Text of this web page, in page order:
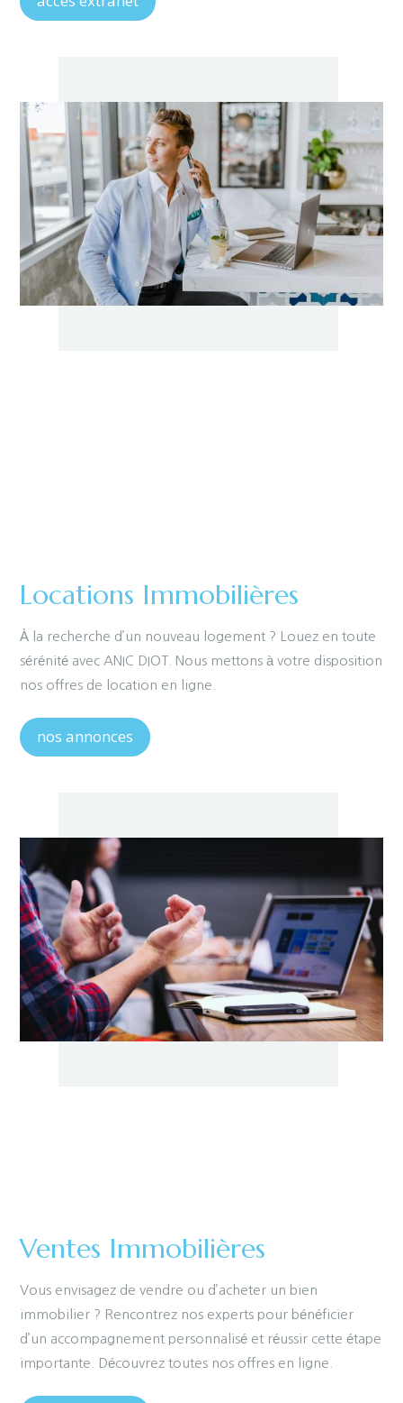
Locations Immobilières
À la recherche d’un nouveau logement ? Louez en toute
sérénité avec ANIC DIOT. Nous mettons à votre disposition
nos offres de location en ligne.
nos annonces
Ventes Immobilières
Vous envisagez de vendre ou d’acheter un bien
immobilier ? Rencontrez nos experts pour bénéficier
d’un accompagnement personnalisé et réussir cette étape
importante. Découvrez toutes nos offres en ligne.